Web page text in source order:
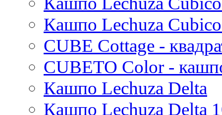
Стрелиция (Strelitzia)
Трахикарпус (Trachycarpus)
Вашингтония (Washingtonia)
Rough
Urban
Suze
Karlijn
Iris
Mees
Pure
Кашпо Lechuza
CUBE Cottage -
CUBETO Color -
Кашпо Lechuza Delta
Кашпо Lechuza Delta